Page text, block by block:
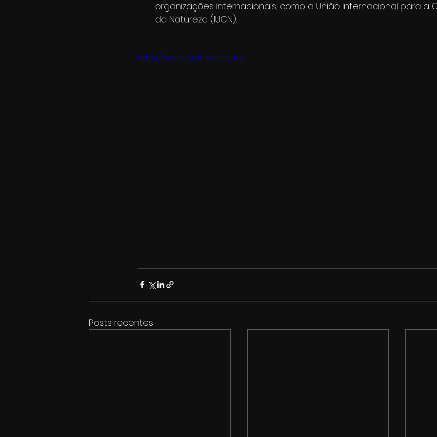
organizações internacionais, como a União Internacional para a
da Natureza (IUCN).
https://youtu.be/F1yAERJyuxo
Posts recentes